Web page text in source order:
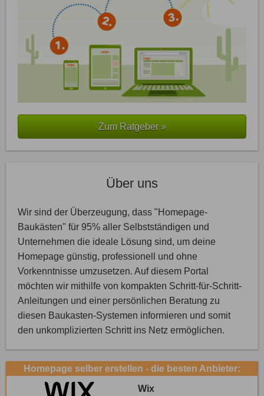
Zum Ratgeber »
Über uns
Wir sind der Überzeugung, dass "Homepage-
Baukästen" für 95% aller Selbstständigen und
Unternehmen die ideale Lösung sind, um deine
Homepage günstig, professionell und ohne
Vorkenntnisse umzusetzen. Auf diesem Portal
möchten wir mithilfe von kompakten Schritt-für-Schritt-
Anleitungen und einer persönlichen Beratung zu
diesen Baukasten-Systemen informieren und somit
den unkomplizierten Schritt ins Netz ermöglichen.
Homepage selber erstellen - die besten Anbieter:
Wix